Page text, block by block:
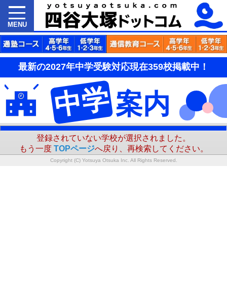
MENU
最新の2027年中学受験対応現在359校掲載中！
中学案内
登録されていない学校が選択されました。
もう一度 TOPページへ戻り、再検索してください。
Copyright (C) Yotsuya Otsuka Inc. All Rights Reserved.